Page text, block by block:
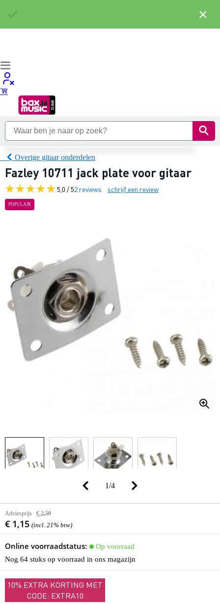
Overige gitaar onderdelen
Fazley 10711 jack plate voor gitaar
5,0 / 52 reviews schrijf een review
POPULAIR
1/4
Adviesprijs € 2,50
€ 1,15 (incl. 21% btw)
Online voorraadstatus:
Op voorraad
Nog 64 stuks op voorraad in ons magazijn
10% EXTRA KORTING MET
CODE: EXTRA10
×